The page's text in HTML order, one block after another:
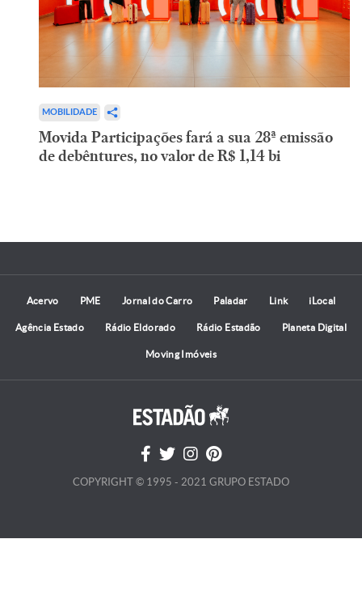
MOBILIDADE
Movida Participações fará a sua 28ª emissão
de debêntures, no valor de R$ 1,14 bi
Acervo PME Jornal do Carro Paladar Link iLocal
Agência Estado Rádio Eldorado Rádio Estadão Planeta Digital
Moving Imóveis
COPYRIGHT © 1995 - 2021 GRUPO ESTADO